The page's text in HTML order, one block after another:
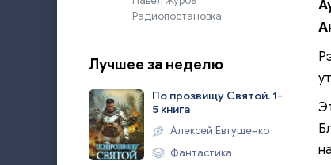
Радиопостановка
Лучшее за неделю
По прозвищу Святой. 1-
5 книга
Алексей Евтушенко
Фантастика